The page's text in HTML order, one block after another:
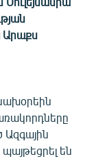
Արաքս
Ազգային
են